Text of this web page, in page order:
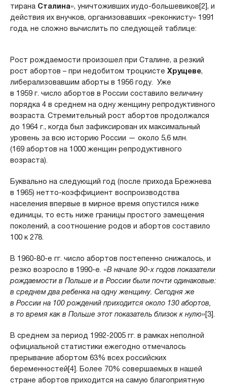
тирана Сталина», уничтоживших иудо-большевиков[2], и
действия их внучков, организовавших «реконкисту» 1991
года, не сложно вычислить по следующей таблице:
Рост рождаемости произошел при Сталине, а резкий
рост абортов – при недобитом троцкисте Хрущеве,
либерализовавшим аборты в 1956 году. Уже
в 1959 г. число абортов в России составило величину
порядка 4 в среднем на одну женщину репродуктивного
возраста. Стремительный рост абортов продолжался
до 1964 г., когда был зафиксирован их максимальный
уровень за всю историю России — около 5,6 млн.
(169 абортов на 1000 женщин репродуктивного
возраста).
Буквально на следующий год (после прихода Брежнева
в 1965) нетто-коэффициент воспроизводства
населения впервые в мирное время опустился ниже
единицы, то есть ниже границы простого замещения
поколений, а соотношение родов и абортов составило
100 к 278.
В 1960-80-е гг. число абортов постепенно снижалось, и
резко возросло в 1990-е. «В начале 90-х годов показатели
рождаемости в Польше и в России были почти одинаковые:
в среднем два ребенка на одну женщину. Сегодня же
в России на 100 рождений приходится около 130 абортов,
в то время как в Польше этот показатель близок к нулю»[3].
В среднем за период 1992-2005 гг. в рамках неполной
официальной статистики ежегодно отмечалось
прерывание абортом 63% всех российских
беременностей[4]. Более 70% совершаемых в нашей
стране абортов приходится на самую благоприятную